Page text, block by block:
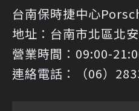
台南保時捷中心
地址：台南市北區北
營業時間：09:00-
連絡電話：（06）